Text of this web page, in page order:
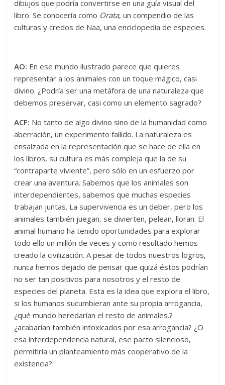
dibujos que podría convertirse en una guía visual del
libro. Se conocería como Orata, un compendio de las
culturas y credos de Naa, una enciclopedia de especies.
AO: En ese mundo ilustrado parece que quieres
representar a los animales con un toque mágico, casi
divino. ¿Podría ser una metáfora de una naturaleza que
debemos preservar, casi como un elemento sagrado?
ACF: No tanto de algo divino sino de la humanidad como
aberración, un experimento fallido. La naturaleza es
ensalzada en la representación que se hace de ella en
los libros, su cultura es más compleja que la de su
“contraparte viviente”, pero sólo en un esfuerzo por
crear una aventura. Sabemos que los animales son
interdependientes, sabemos que muchas especies
trabajan juntas. La supervivencia es un deber, pero los
animales también juegan, se divierten, pelean, lloran. El
animal humano ha tenido oportunidades para explorar
todo ello un millón de veces y como resultado hemos
creado la civilización. A pesar de todos nuestros logros,
nunca hemos dejado de pensar que quizá éstos podrían
no ser tan positivos para nosotros y el resto de
especies del planeta. Esta es la idea que explora el libro,
si los humanos sucumbieran ante su propia arrogancia,
¿qué mundo heredarían el resto de animales.?
¿acabarían también intoxicados por esa arrogancia? ¿O
esa interdependencia natural, ese pacto silencioso,
permitiría un planteamiento más cooperativo de la
existencia?.